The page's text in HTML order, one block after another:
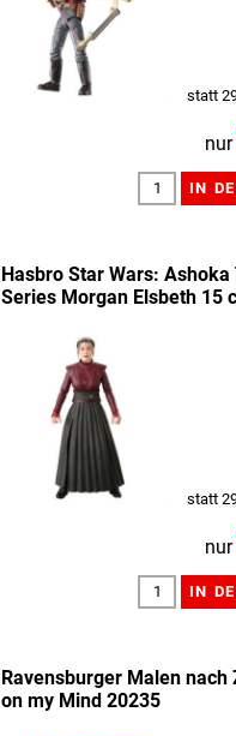
statt
nur
Hasbro Star Wars: Ashoka
Series Morgan Elsbeth 15
statt
nur
Ravensburger Malen nach
on my Mind 20235